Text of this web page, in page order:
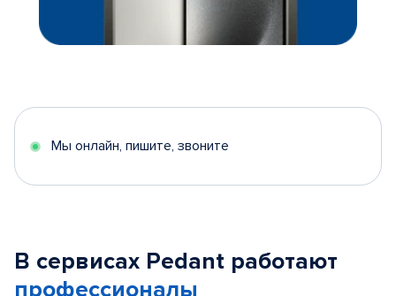
Мы онлайн, пишите, звоните
В сервисах Pedant работают
профессионалы